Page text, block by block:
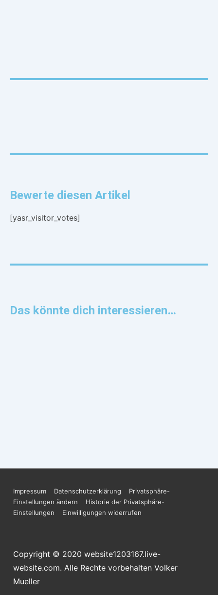
Bewerte diesen Artikel
[yasr_visitor_votes]
Das könnte dich interessieren…
Impressum Datenschutzerklärung
Privatsphäre-
Einstellungen ändern
Historie der Privatsphäre-
Einstellungen
Einwilligungen widerrufen
Copyright © 2020 website1203167.live-
website.com. Alle Rechte vorbehalten Volker
Mueller